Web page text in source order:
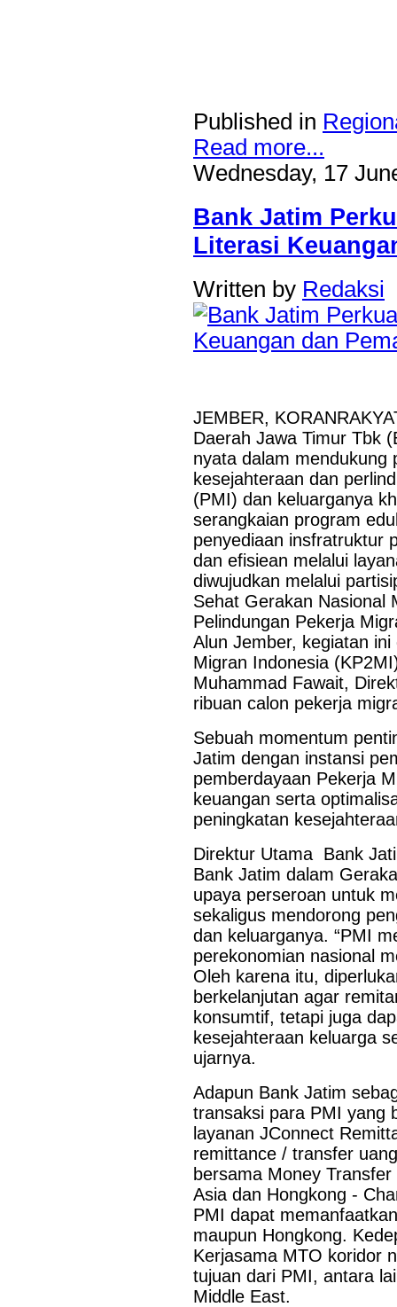
Published in
Read more...
Wednesday, 17
Bank Jatim
Literasi
Written by Redaksi
JEMBER,
Daerah Jawa Timur Tbk
nyata dalam mendukung
kesejahteraan dan
(PMI) dan keluarganya
serangkaian program
penyediaan insfratruktur
dan efisiean melalui
diwujudkan melalui
Sehat Gerakan Nasional
Pelindungan Pekerja
Alun Jember, kegiatan
Migran Indonesia
Muhammad Fawait,
ribuan calon pekerja
Sebuah momentum
Jatim dengan instansi
pemberdayaan Pekerja
keuangan serta
peningkatan
Direktur Utama Bank
Bank Jatim dalam
upaya perseroan untuk
sekaligus mendorong
dan keluarganya. “PMI
perekonomian nasional
Oleh karena itu,
berkelanjutan agar
konsumtif, tetapi juga
kesejahteraan keluarga
ujarnya.
Adapun Bank Jatim
transaksi para PMI yang
layanan JConnect
remittance / transfer
bersama Money
Asia dan Hongkong -
PMI dapat
maupun Hongkong.
Kerjasama MTO koridor
tujuan dari PMI, antara
Middle East.